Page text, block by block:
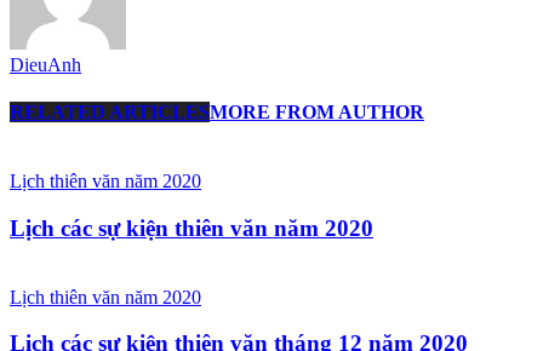
DieuAnh
RELATED ARTICLESMORE FROM AUTHOR
Lịch thiên văn năm 2020
Lịch các sự kiện thiên văn năm 2020
Lịch thiên văn năm 2020
Lịch các sự kiện thiên văn tháng 12 năm 2020